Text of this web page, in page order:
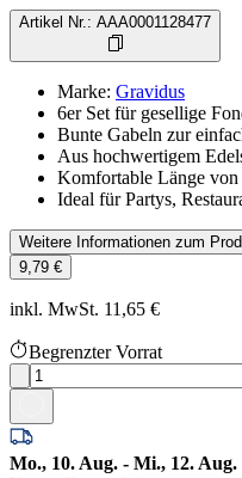
Artikel Nr. : AAA0001128477
Marke: Gravidus
6er Set für gesellige
Bunte Gabeln zur
Aus hochwertigem
Komfortable Länge von
Ideal für Partys,
Weitere Informationen zum
9,79 €
inkl. MwSt. 11,65 €
Begrenzter Vorrat
Mo., 10. Aug. - Mi., 12. Aug.